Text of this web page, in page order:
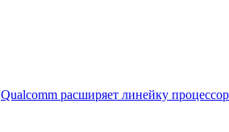
Qualcomm расширяет линейку